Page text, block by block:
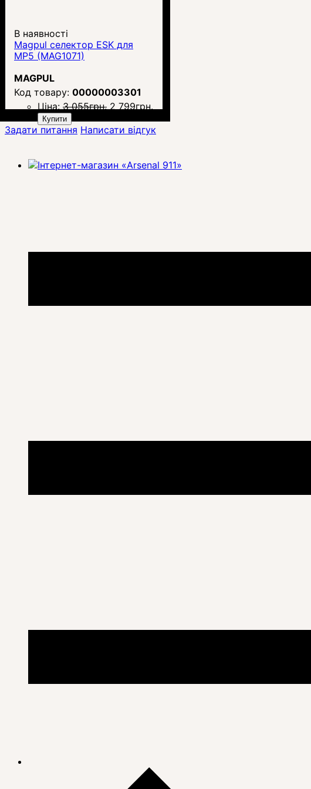
В наявності
Magpul селектор ESK для
MP5 (MAG1071)
MAGPUL
00000003301
Ціна: 3 055грн. 2 799грн.
Купити
Задати питання Написати відгук